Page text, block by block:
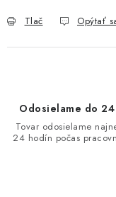
Tlač Opýtať
Odosielame do
Tovar odosielame
24 hodín počas